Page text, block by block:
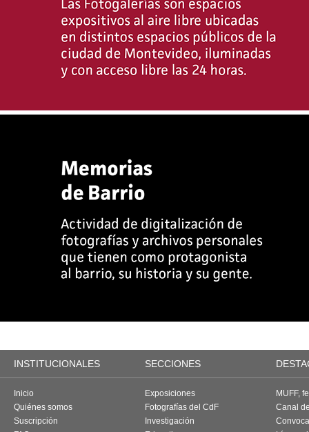
INSTITUCIONALES SECCIONES
Inicio
Quiénes somos
Suscripción
Exposiciones
Fotografías del CdF
Investigación
MUFF,
Canal